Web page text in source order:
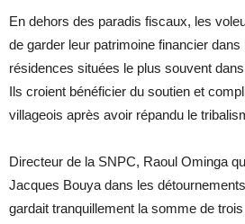
En dehors des paradis fiscaux, les
de garder leur patrimoine financier
résidences situées le plus souvent
Ils croient bénéficier du soutien et
villageois après avoir répandu le
Directeur de la SNPC, Raoul Ominga
Jacques Bouya dans les
gardait tranquillement la somme de